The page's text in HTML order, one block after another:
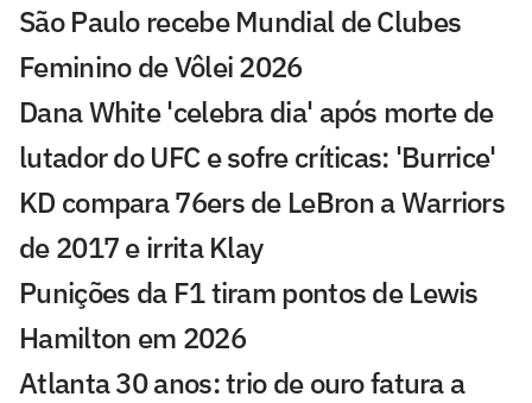
São Paulo recebe Mundial de Clubes
Feminino de Vôlei 2026
Dana White 'celebra dia' após morte de
lutador do UFC e sofre críticas: 'Burrice'
KD compara 76ers de LeBron a Warriors
de 2017 e irrita Klay
Punições da F1 tiram pontos de Lewis
Hamilton em 2026
Atlanta 30 anos: trio de ouro fatura a